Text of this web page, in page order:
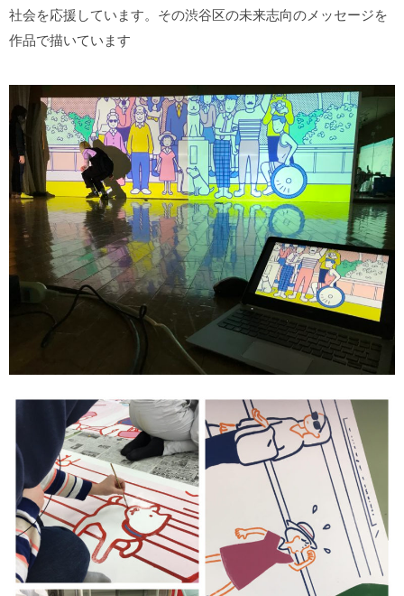
社会を応援しています。その渋谷区の未来志向のメッセージを
作品で描いています